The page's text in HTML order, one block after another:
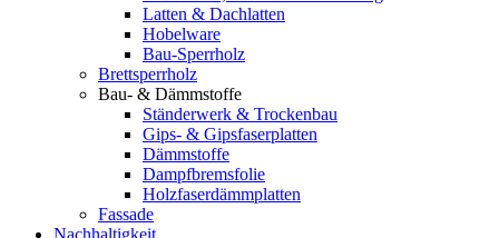
Latten & Dachlatten
Hobelware
Bau-Sperrholz
Brettsperrholz
Bau- & Dämmstoffe
Ständerwerk & Trockenbau
Gips- & Gipsfaserplatten
Dämmstoffe
Dampfbremsfolie
Holzfaserdämmplatten
Fassade
Nachhaltigkeit